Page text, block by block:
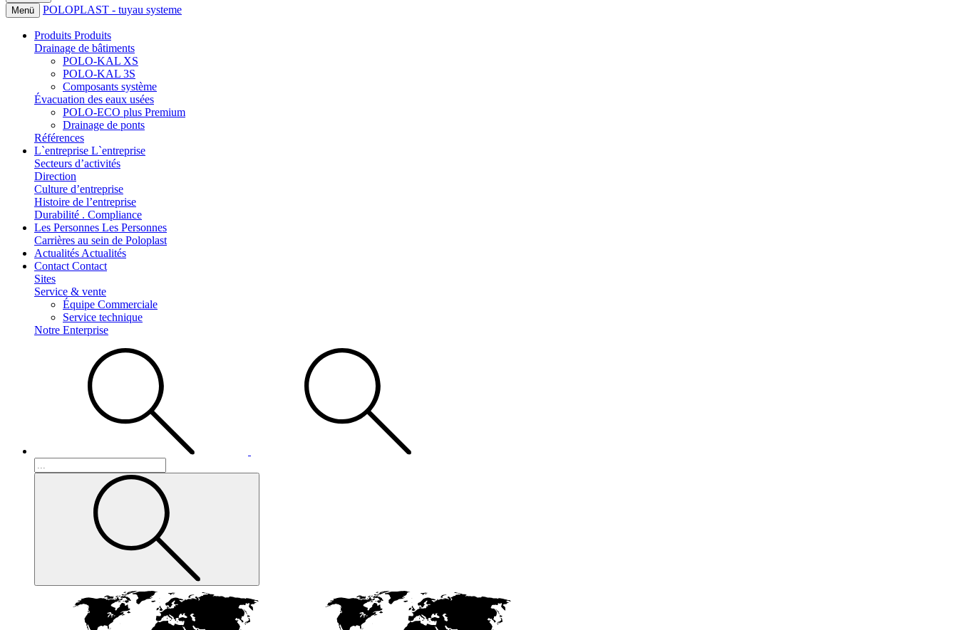
Menü POLOPLAST - tuyau systeme
Produits Produits
Drainage de bâtiments
POLO-KAL XS
POLO-KAL 3S
Composants système
Évacuation des eaux usées
POLO-ECO plus Premium
Drainage de ponts
Références
L`entreprise L`entreprise
Secteurs d’activités
Direction
Culture d’entreprise
Histoire de l’entreprise
Durabilité . Compliance
Les Personnes Les Personnes
Carrières au sein de Poloplast
Actualités Actualités
Contact Contact
Sites
Service & vente
Équipe Commerciale
Service technique
Notre Enterprise